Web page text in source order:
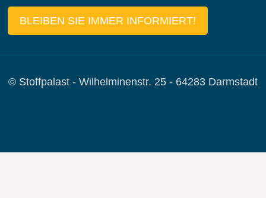
BLEIBEN SIE IMMER INFORMIERT!
© Stoffpalast - Wilhelminenstr. 25 - 64283 Darmstadt